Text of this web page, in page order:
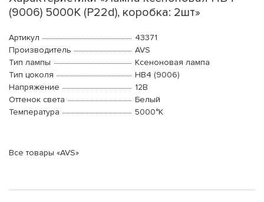
(9006) 5000K (P22d), коробка: 2шт»
Артикул
43371
Производитель
AVS
Тип лампы
Ксеноновая лампа
Тип цоколя
HB4 (9006)
Напряжение
12В
Оттенок света
Белый
Температура
5000°K
Все товары «AVS»